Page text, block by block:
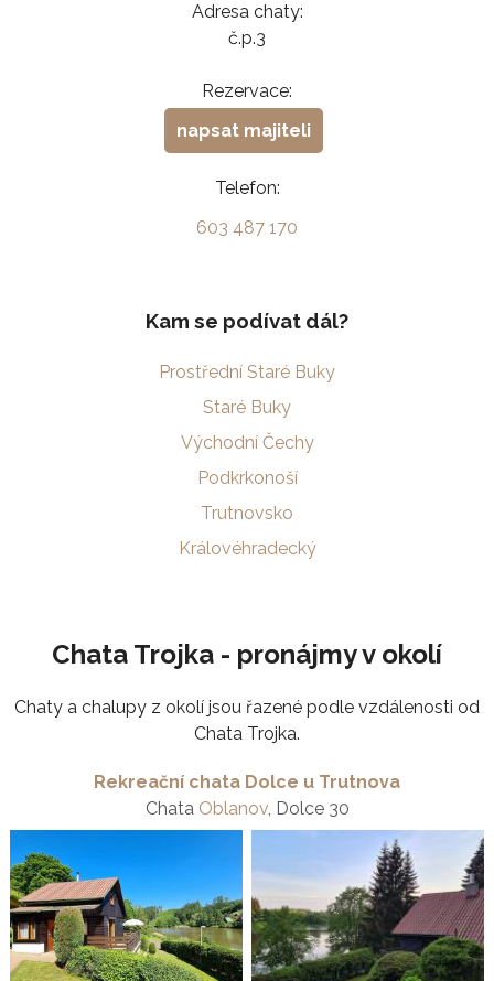
Adresa chaty:
č.p.3
Rezervace:
napsat majiteli
Telefon:
603 487 170
Kam se podívat dál?
Prostřední Staré Buky
Staré Buky
Východní Čechy
Podkrkonoší
Trutnovsko
Královéhradecký
Chata Trojka - pronájmy v okolí
Chaty a chalupy z okolí jsou řazené podle vzdálenosti od
Chata Trojka.
Rekreační chata Dolce u Trutnova
Chata Oblanov, Dolce 30